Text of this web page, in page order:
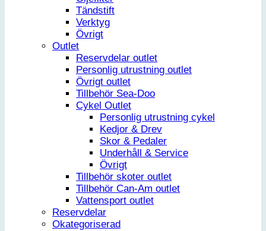
Tändstift
Verktyg
Övrigt
Outlet
Reservdelar outlet
Personlig utrustning outlet
Övrigt outlet
Tillbehör Sea-Doo
Cykel Outlet
Personlig utrustning cykel
Kedjor & Drev
Skor & Pedaler
Underhåll & Service
Övrigt
Tillbehör skoter outlet
Tillbehör Can-Am outlet
Vattensport outlet
Reservdelar
Okategoriserad